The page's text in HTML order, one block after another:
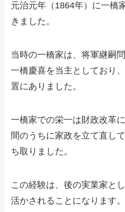
元治元年（1864年）に一橋
きました。
当時の一橋家は、将軍継嗣
一橋慶喜を当主としており
置にありました。
一橋家での栄一は財政改革
間のうちに家政を立て直し
ち取りました。
この経験は、後の実業家と
活かされることになります。